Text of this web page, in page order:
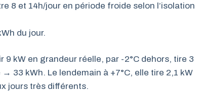
8 et 14h/jour en période froide selon l’isolation
du jour.
9 kW en grandeur réelle, par -2°C dehors, tire 3
33 kWh. Le lendemain à +7°C, elle tire 2,1 kW
jours très différents.